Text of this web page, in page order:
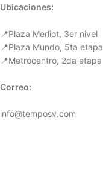
Ubicaciones:
📍Plaza Merliot, 3er nivel
📍Plaza Mundo, 5ta etapa
📍Metrocentro, 2da etapa
Correo:
info@temposv.com